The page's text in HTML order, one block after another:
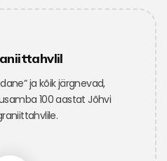
ja kõik järgnevad,
100 aastat Jõhvi